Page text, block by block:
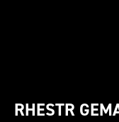
RHESTR